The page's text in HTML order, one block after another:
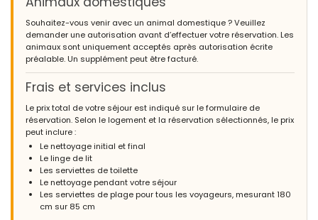
Souhaitez-vous venir avec un animal domestique ? Veuillez
demander une autorisation avant d’effectuer votre réservation. Les
animaux sont uniquement acceptés après autorisation écrite
préalable. Un supplément peut être facturé.
Frais et services inclus
Le prix total de votre séjour est indiqué sur le formulaire de
réservation. Selon le logement et la réservation sélectionnés, le prix
peut inclure :
Le nettoyage initial et final
Le linge de lit
Les serviettes de toilette
Le nettoyage pendant votre séjour
Les serviettes de plage pour tous les voyageurs, mesurant 180
cm sur 85 cm